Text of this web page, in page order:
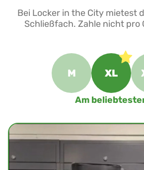
Bei Locker in the City mietest
Schließfach. Zahle nicht pro
M XL
Am